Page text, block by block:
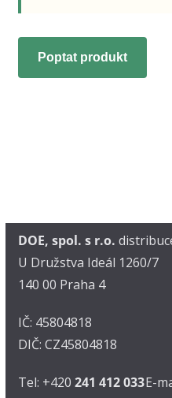
Poptat produkt
DOE, spol. s r.o.
U Družstva Ideál 1260/7
140 00 Praha 4
IČ: 45804818
DIČ: CZ45804818
Tel: +420 241 412 033E-